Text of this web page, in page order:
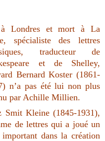
Londres et mort à La
spécialiste des lettres
traducteur de
et de Shelley,
Bernard Koster (1861-
n’a pas été lui non plus
par Achille Millien.
Smit Kleine (1845-1931),
de lettres qui a joué un
dans la création